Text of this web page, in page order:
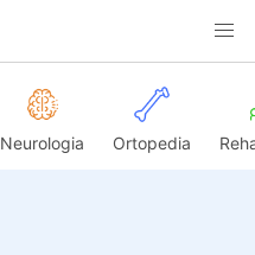
Neurologia Ortopedia